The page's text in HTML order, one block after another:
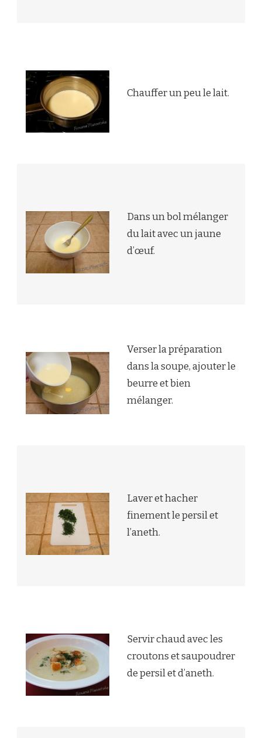
Chauffer un peu le lait.
Dans un bol mélanger
du lait avec un jaune
d’œuf.
Verser la préparation
dans la soupe, ajouter le
beurre et bien
mélanger.
Laver et hacher
finement le persil et
l’aneth.
Servir chaud avec les
croutons et saupoudrer
de persil et d’aneth.